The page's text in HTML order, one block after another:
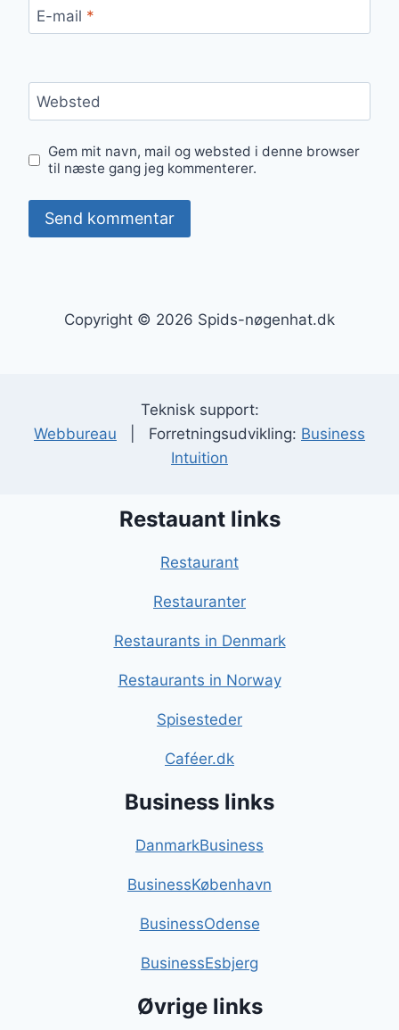
E-mail *
Websted
Gem mit navn, mail og websted i denne browser
til næste gang jeg kommenterer.
Copyright © 2026 Spids-nøgenhat.dk
Teknisk support:
Webbureau | Forretningsudvikling: Business
Intuition
Restauant links
Restaurant
Restauranter
Restaurants in Denmark
Restaurants in Norway
Spisesteder
Caféer.dk
Business links
DanmarkBusiness
BusinessKøbenhavn
BusinessOdense
BusinessEsbjerg
Øvrige links